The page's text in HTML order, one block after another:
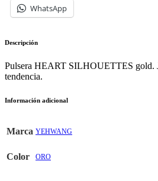
WhatsApp
Descripción
Pulsera HEART SILHOUETTES gold.
tendencia.
Información adicional
Marca YEHWANG
Color ORO